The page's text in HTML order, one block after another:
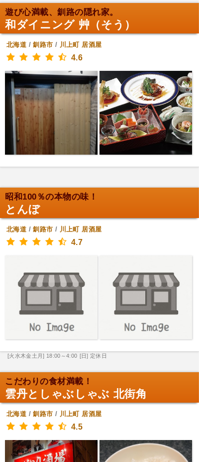
遊び心満載、釧路の隠れ家。
和ダイニング 艸（そう）
北海道 /釧路市 / 川上町 居酒屋
4.6
昭和100％の本物の味！
とんぼ
北海道 /釧路市 / 川上町 居酒屋
4.7
[火水木金土月] 18:00～4:00 [日] 定休日
こだわりの食材満載！
雲丹としゃぶしゃぶ 北街角
北海道 /釧路市 / 川上町 居酒屋
4.5